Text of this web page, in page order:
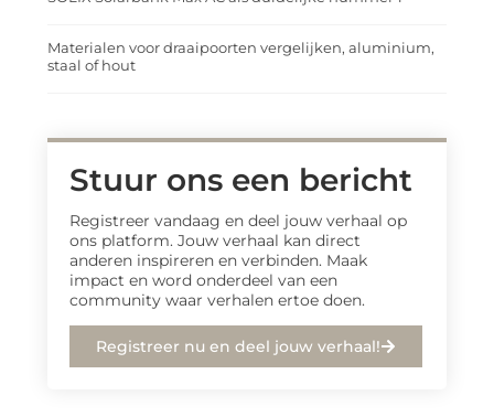
Materialen voor draaipoorten vergelijken, aluminium,
staal of hout
Stuur ons een bericht
Registreer vandaag en deel jouw verhaal op
ons platform. Jouw verhaal kan direct
anderen inspireren en verbinden. Maak
impact en word onderdeel van een
community waar verhalen ertoe doen.
Registreer nu en deel jouw verhaal!